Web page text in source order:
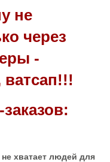
не
через
-
ватсап!!!
хватает людей для